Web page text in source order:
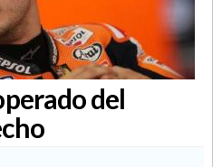
del